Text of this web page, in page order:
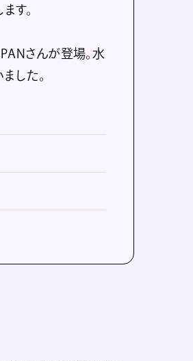
す。
さんが登場。水
した。